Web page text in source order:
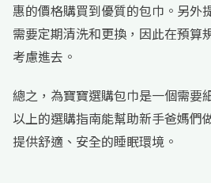
惠的價格購買到優質的包巾。另外
需要定期清洗和更換，因此在預算
考慮進去。
總之，為寶寶選購包巾是一個需要
以上的選購指南能幫助新手爸媽們
提供舒適、安全的睡眠環境。